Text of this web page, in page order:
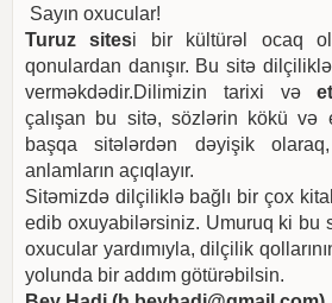
Sayın oxucular!
Turuz sitesi bir kültürəl ocaq
qonulardan danışır. Bu sitə
verməkdədir.Dilimizin tarixi və
çalışan bu sitə, sözlərin kökü və
başqa sitələrdən dəyişik
anlamların açıqlayır.
Sitəmizdə dilçiliklə bağlı bir çox
edib oxuyabilərsiniz. Umuruq ki bu
oxucular yardımıyla, dilçilik
yolunda bir addım götürəbilsin.